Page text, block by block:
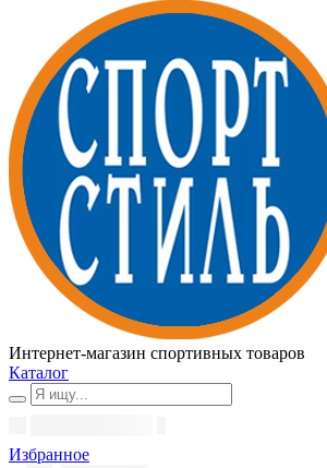
Интернет-магазин спортивных товаров
Каталог
Избранное